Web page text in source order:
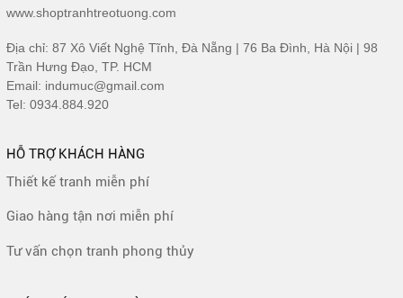
www.shoptranhtreotuong.com
Địa chỉ: 87 Xô Viết Nghệ Tĩnh, Đà Nẵng | 76 Ba Đình, Hà Nội | 98
Trần Hưng Đạo, TP. HCM
Email: indumuc@gmail.com
Tel: 0934.884.920
HỖ TRỢ KHÁCH HÀNG
Thiết kế tranh miễn phí
Giao hàng tận nơi miễn phí
Tư vấn chọn tranh phong thủy